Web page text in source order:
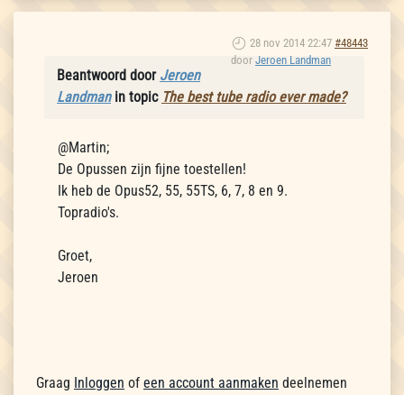
28 nov 2014 22:47 #48443
door Jeroen Landman
Beantwoord door Jeroen
Landmanin topic The best tube radio ever made?
@Martin;
De Opussen zijn fijne toestellen!
Ik heb de Opus52, 55, 55TS, 6, 7, 8 en 9.
Topradio's.
Groet,
Jeroen
Graag Inloggen of een account aanmaken deelnemen